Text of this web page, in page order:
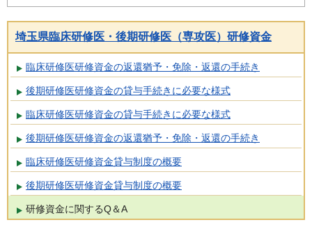
埼玉県臨床研修医・後期研修医（専攻医）研修資金
臨床研修医研修資金の返還猶予・免除・返還の手続き
後期研修医研修資金の貸与手続きに必要な様式
臨床研修医研修資金の貸与手続きに必要な様式
後期研修医研修資金の返還猶予・免除・返還の手続き
臨床研修医研修資金貸与制度の概要
後期研修医研修資金貸与制度の概要
研修資金に関するQ＆A